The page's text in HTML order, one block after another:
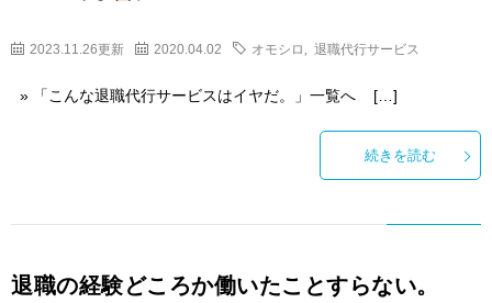
2023.11.26更新 2020.04.02 オモシロ 退職代行サービス
» 「こんな退職代行サービスはイヤだ。」一覧へ […]
続きを読む
退職の経験どころか働いたことすらない。